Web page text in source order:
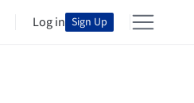
Log in Sign Up